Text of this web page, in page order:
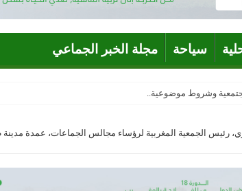
سياحة مجلة الخبر الجماعي
وشروط موضوعية..
رئيس الجمعية المغربية لرؤساء مجالس الجماعات، عمدة